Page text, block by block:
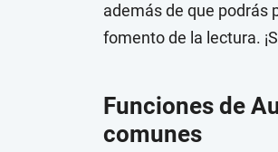
además de que podrás
fomento de la lectura.
Funciones de
comunes